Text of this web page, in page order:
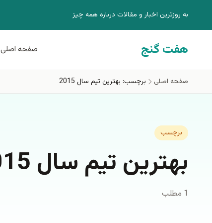
به روزترين اخبار و مقالات درباره همه چيز
هفت گنج صفحه اصلی
صفحه اصلی برچسب: بهترین تیم سال 2015
برچسب
بهترین تیم سال 2015
1 مطلب